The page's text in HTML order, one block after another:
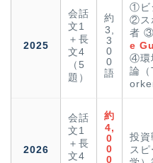
2025
会話
文1
＋長
文4
（5
題）
約
3,
3
0
0
語
①ビ
②ス
者 ③
e
④環
論
2026
会話
文1
＋長
文4
約
4,
0
0
0
投資
スピ